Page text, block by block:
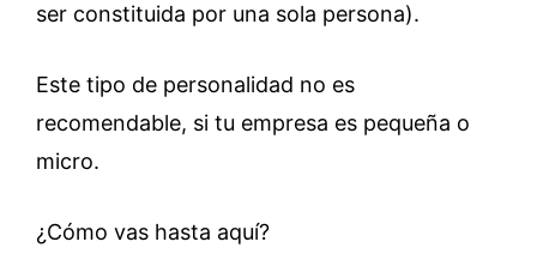
ser constituida por una sola persona).
Este tipo de personalidad no es
recomendable, si tu empresa es pequeña o
micro.
¿Cómo vas hasta aquí?